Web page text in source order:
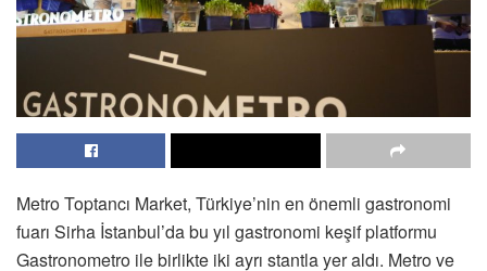
Metro Toptancı Market, Türkiye’nin en önemli gastronomi
fuarı Sirha İstanbul’da bu yıl gastronomi keşif platformu
Gastronometro ile birlikte iki ayrı stantla yer aldı. Metro ve